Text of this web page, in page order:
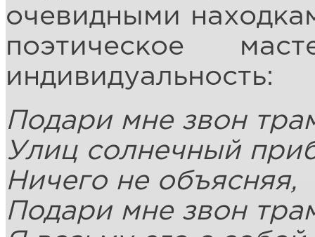
очевидными
поэтическое
индивидуальность:
Подари мне звон
Улиц солнечный
Ничего не объясняя,
Подари мне звон